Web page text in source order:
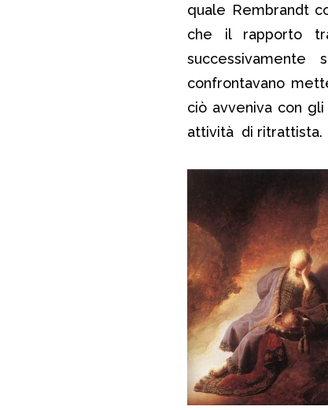
quale Rembrandt
che il rapporto
confrontavano
ciò avveniva con
attività di ritrattista.